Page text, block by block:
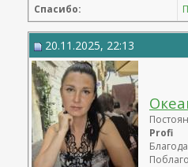
Спасибо:
20.11.2025, 22:13
Profi